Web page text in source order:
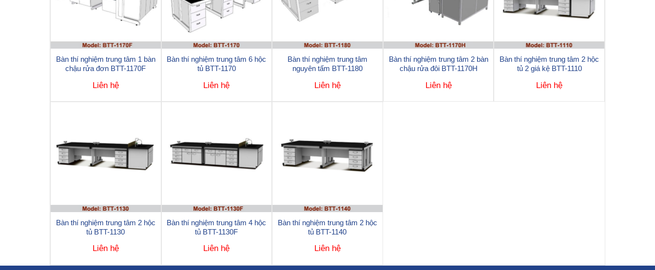
Bàn thí nghiệm trung tâm 1 bàn
chậu rửa đơn BTT-1170F
Liên hệ
Bàn thí nghiệm trung tâm 6 hộc
tủ BTT-1170
Liên hệ
Bàn thí nghiệm trung tâm
nguyên tấm BTT-1180
Liên hệ
Bàn thí nghiệm trung tâm 2 bàn
chậu rửa đôi BTT-1170H
Liên hệ
Bàn thí nghiệm trung tâm 2 hộc
tủ 2 giá kệ BTT-1110
Liên hệ
Bàn thí nghiệm trung tâm 2 hộc
tủ BTT-1130
Liên hệ
Bàn thí nghiệm trung tâm 4 hộc
tủ BTT-1130F
Liên hệ
Bàn thí nghiệm trung tâm 2 hộc
tủ BTT-1140
Liên hệ